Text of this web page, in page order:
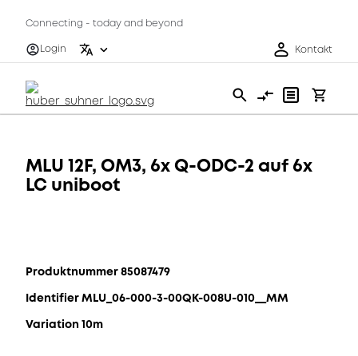
Connecting - today and beyond
Login
Kontakt
MLU 12F, OM3, 6x Q-ODC-2 auf 6x
LC uniboot
Produktnummer 85087479
Identifier MLU_06-000-3-00QK-008U-010__MM
Variation 10m